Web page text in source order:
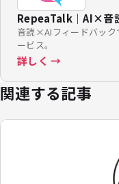
RepeaTalk｜AI×音
音読×AIフィードバック
ービス。
詳しく →
関連する記事